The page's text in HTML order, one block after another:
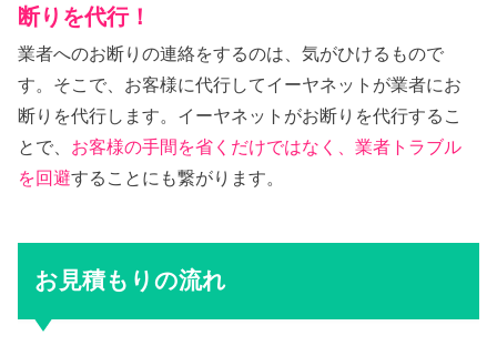
断りを代行！
業者へのお断りの連絡をするのは、気がひけるもので
す。そこで、お客様に代行してイーヤネットが業者にお
断りを代行します。イーヤネットがお断りを代行するこ
とで、 お客様の手間を省くだけではなく、業者トラブル
を回避することにも繋がります。
お見積もりの流れ